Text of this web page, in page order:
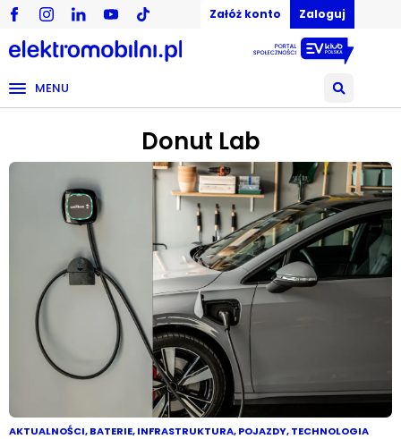
Załóż konto Zaloguj
MENU
Donut Lab
AKTUALNOŚCI,BATERIE,INFRASTRUKTURA,POJAZDY,TECHNOLOGIA